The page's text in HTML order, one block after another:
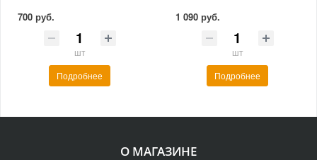
700 руб.
шт
Подробнее
1 090 руб.
шт
Подробнее
О МАГАЗИНЕ